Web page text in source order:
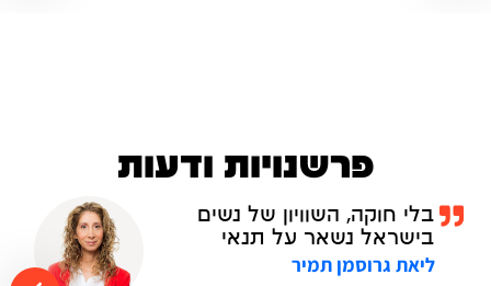
פרשנויות ודעות
בלי חוקה, השוויון של נשים
בישראל נשאר על תנאי
ליאת גרוסמן תמיר